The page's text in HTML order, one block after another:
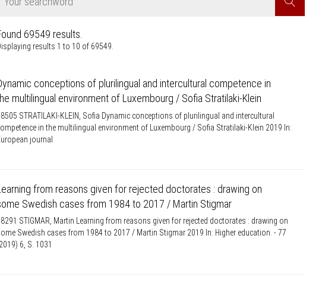
Search
69549 results
results 1 to 10 of 69549.
conceptions of plurilingual and intercultural competence in
multilingual environment of Luxembourg / Sofia Stratilaki-Klein
STRATILAKI-KLEIN, Sofia Dynamic conceptions of plurilingual and intercultural
in the multilingual environment of Luxembourg / Sofia Stratilaki-Klein 2019 In:
journal
from reasons given for rejected doctorates : drawing on
Swedish cases from 1984 to 2017 / Martin Stigmar
STIGMAR, Martin Learning from reasons given for rejected doctorates : drawing on
Swedish cases from 1984 to 2017 / Martin Stigmar 2019 In: Higher education. - 77
6, S. 1031